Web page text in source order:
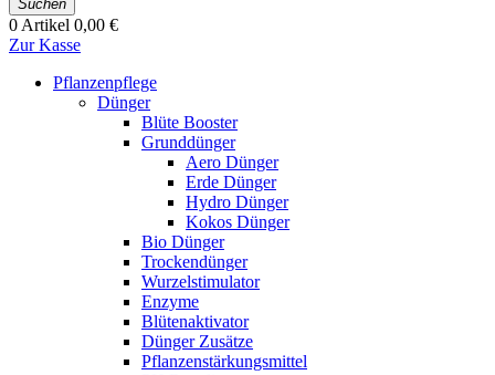
Suchen
0 Artikel 0,00 €
Zur Kasse
Pflanzenpflege
Dünger
Blüte Booster
Grunddünger
Aero Dünger
Erde Dünger
Hydro Dünger
Kokos Dünger
Bio Dünger
Trockendünger
Wurzelstimulator
Enzyme
Blütenaktivator
Dünger Zusätze
Pflanzenstärkungsmittel